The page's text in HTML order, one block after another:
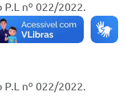
nº 022/2022.
nº 022/2022.